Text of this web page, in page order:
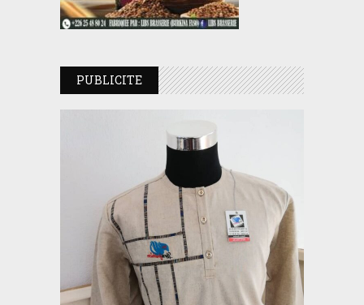
PUBLICITE